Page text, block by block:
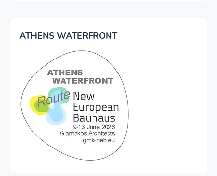
ATHENS WATERFRONT